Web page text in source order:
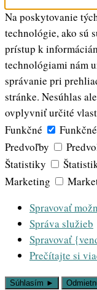
Na poskytovanie
technológie, ako sú
prístup k
technológiami nám
správanie pri
stránke. Nesúhlas
ovplyvniť určité
Funkčné
Funkčné
Predvoľby
Štatistiky
Marketing
Spravovať
Správa služieb
Spravovať
Prečítajte si
Súhlasím ►